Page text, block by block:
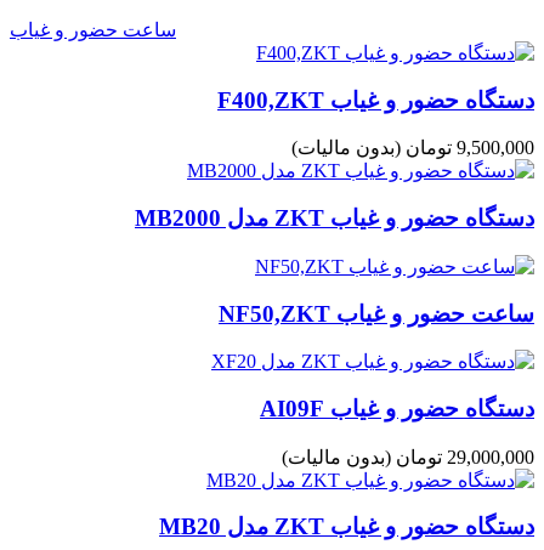
ساعت حضور و غیاب
دستگاه حضور و غیاب F400,ZKT
9,500,000 تومان (بدون مالیات)
دستگاه حضور و غیاب ZKT مدل MB2000
ساعت حضور و غیاب NF50,ZKT
دستگاه حضور و غیاب AI09F
29,000,000 تومان (بدون مالیات)
دستگاه حضور و غیاب ZKT مدل MB20